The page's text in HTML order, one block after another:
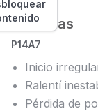
Síntomas
P14A7
Inicio
Ralentí
Pérdida de